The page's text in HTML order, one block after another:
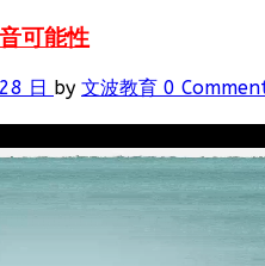
可能性
日 by 文波教育 0